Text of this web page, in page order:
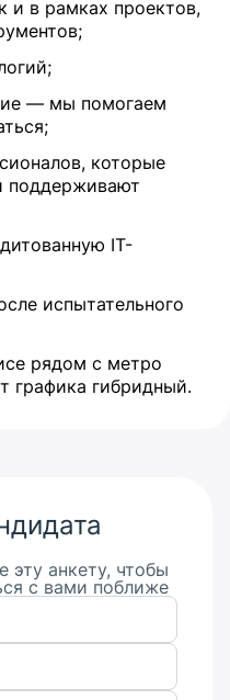
и в рамках проектов,
— мы помогаем
которые
поддерживают
IT-
испытательного
рядом с метро
графика гибридный.
эту анкету, чтобы
с вами поближе